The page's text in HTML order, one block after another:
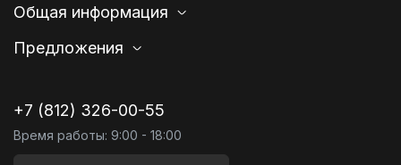
Общая информация
Предложения
+7 (812) 326-00-55
Время работы: 9:00 - 18:00